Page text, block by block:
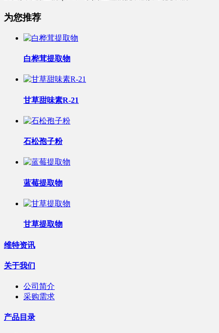
为您推荐
白桦茸提取物
甘草甜味素R-21
石松孢子粉
蓝莓提取物
甘草提取物
维特资讯
关于我们
公司简介
采购需求
产品目录